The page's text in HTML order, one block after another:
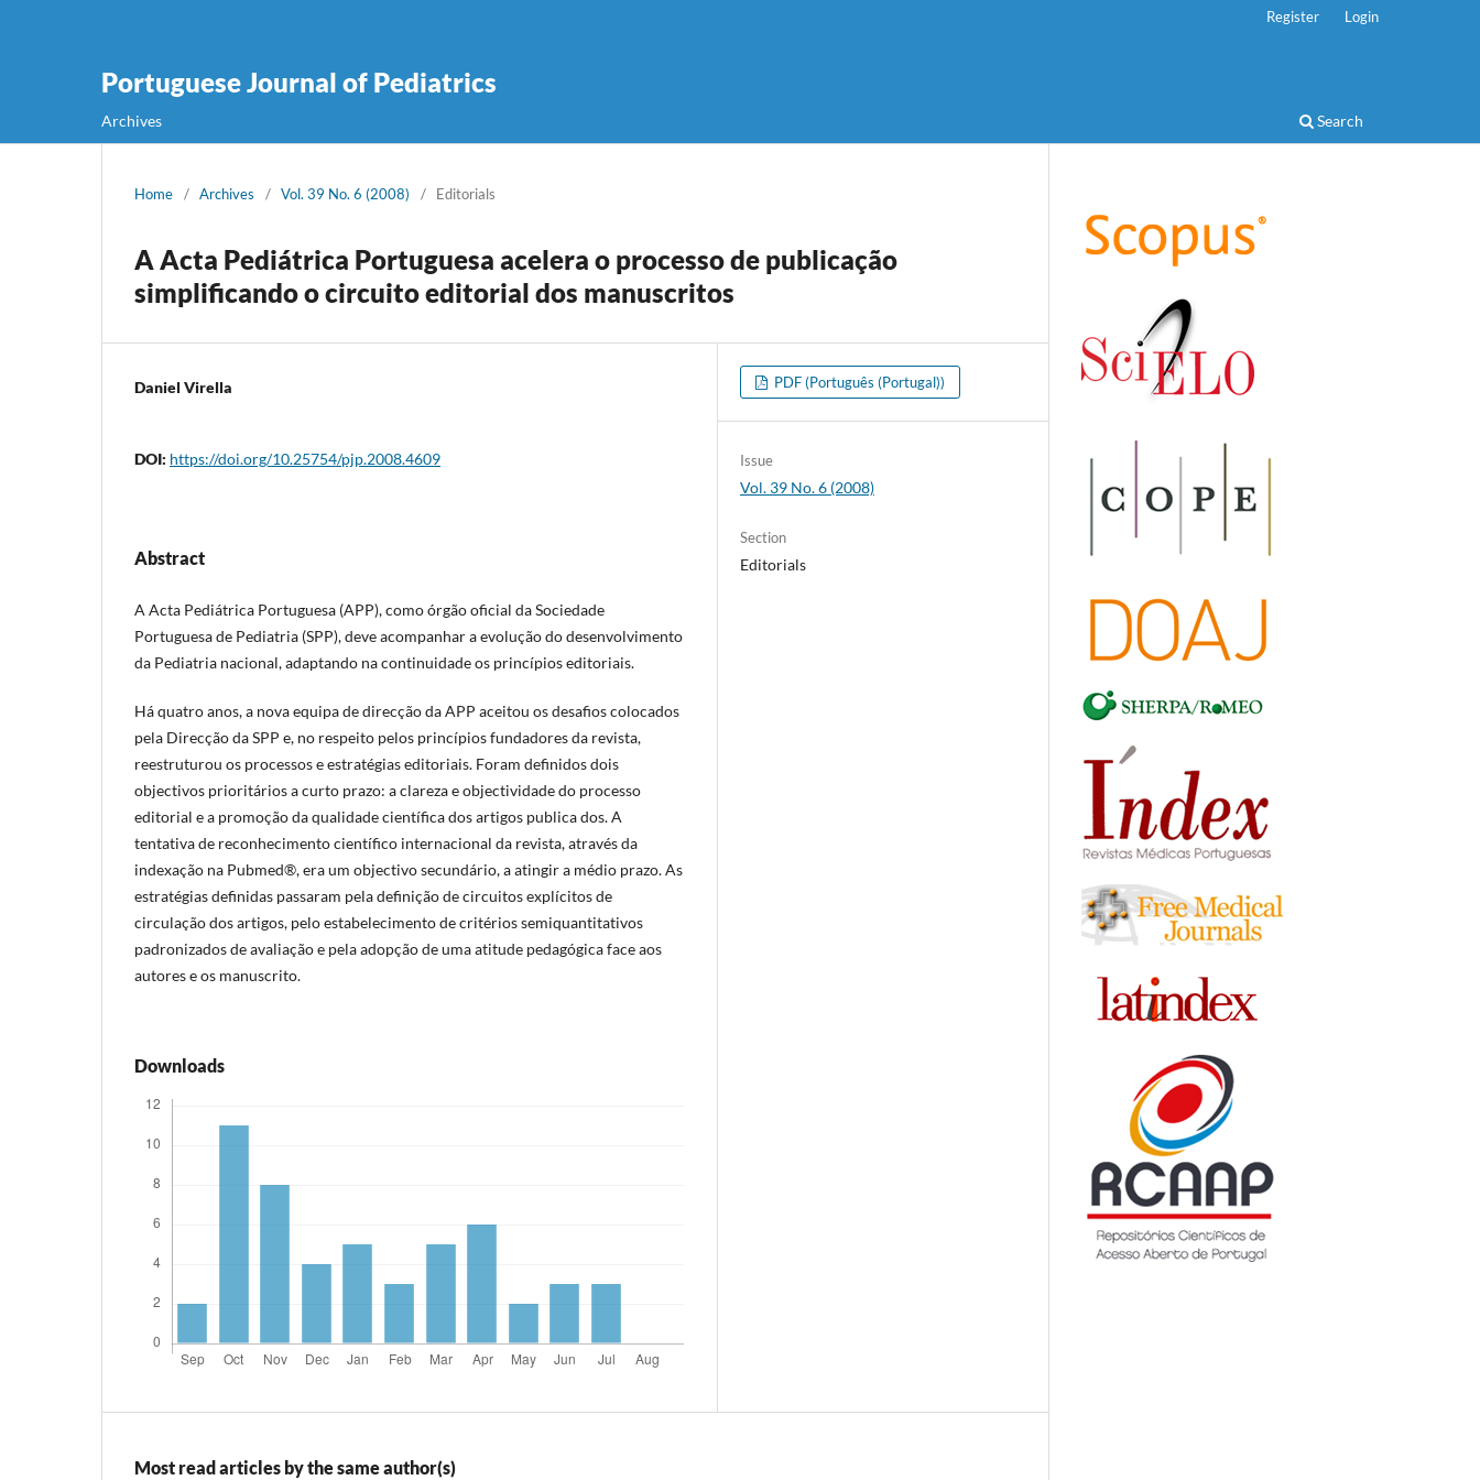
Portuguese Journal of Pediatrics
Archives Search
Register Login
Home / Archives / Vol. 39 No. 6 (2008) / Editorials
A Acta Pediátrica Portuguesa acelera o processo de publicação
simplificando o circuito editorial dos manuscritos
Daniel Virella
DOI: https://doi.org/10.25754/pjp.2008.4609
Abstract
A Acta Pediátrica Portuguesa (APP), como órgão oficial da Sociedade
Portuguesa de Pediatria (SPP), deve acompanhar a evolução do desenvolvimento
da Pediatria nacional, adaptando na continuidade os princípios editoriais.
Há quatro anos, a nova equipa de direcção da APP aceitou os desafios colocados
pela Direcção da SPP e, no respeito pelos princípios fundadores da revista,
reestruturou os processos e estratégias editoriais. Foram definidos dois
objectivos prioritários a curto prazo: a clareza e objectividade do processo
editorial e a promoção da qualidade científica dos artigos publica dos. A
tentativa de reconhecimento científico internacional da revista, através da
indexação na Pubmed®, era um objectivo secundário, a atingir a médio prazo. As
estratégias definidas passaram pela definição de circuitos explícitos de
circulação dos artigos, pelo estabelecimento de critérios semiquantitativos
padronizados de avaliação e pela adopção de uma atitude pedagógica face aos
autores e os manuscrito.
Downloads
PDF (Português (Portugal))
Issue
Vol. 39 No. 6 (2008)
Section
Editorials
Most read articles by the same author(s)